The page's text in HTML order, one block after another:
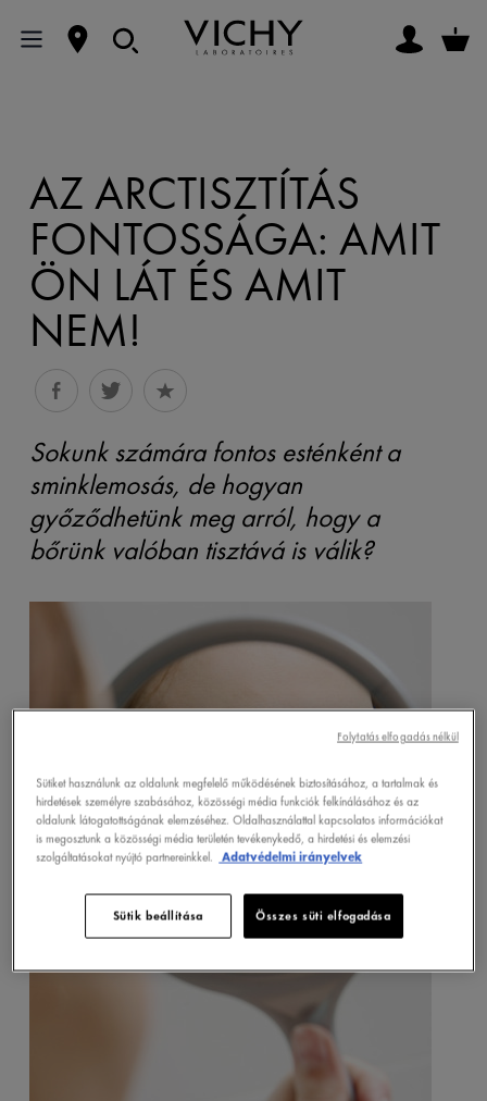
AZ ARCTISZTÍTÁS
FONTOSSÁGA: AMIT
ÖN LÁT ÉS AMIT
NEM!
Sokunk számára fontos esténként a
sminklemosás, de hogyan
győződhetünk meg arról, hogy a
bőrünk valóban tisztává is válik?
Sütiket használunk az oldalunk megfelelő működésének biztosításához, a tartalmak és
hirdetések személyre szabásához, közösségi média funkciók felkínálásához és az
oldalunk látogatottságának elemzéséhez. Oldalhasználattal kapcsolatos információkat
is megosztunk a közösségi média területén tevékenykedő, a hirdetési és elemzési
szolgáltatásokat nyújtó partnereinkkel.
Adatvédelmi irányelvek
Sütik beállítása Összes süti elfogadása
Folytatás elfogadás nélkül